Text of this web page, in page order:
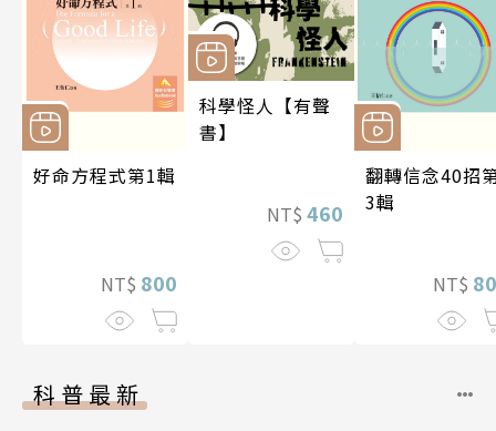
好命方程式第1輯
NT$ 800
科學怪人【有聲
書】
NT$ 460
翻轉信念40招
3輯
NT$
科普最新